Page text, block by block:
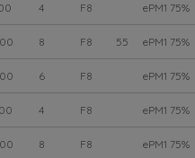
4 F8 ePM1 75%
8 F8 55 ePM1 75%
6 F8 ePM1 75%
4 F8 ePM1 75%
8 F8 ePM1 75%